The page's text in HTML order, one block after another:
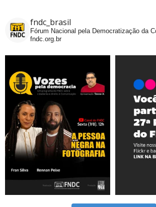
fndc_brasil
Fórum Nacional pela Democratização da
fndc.org.br